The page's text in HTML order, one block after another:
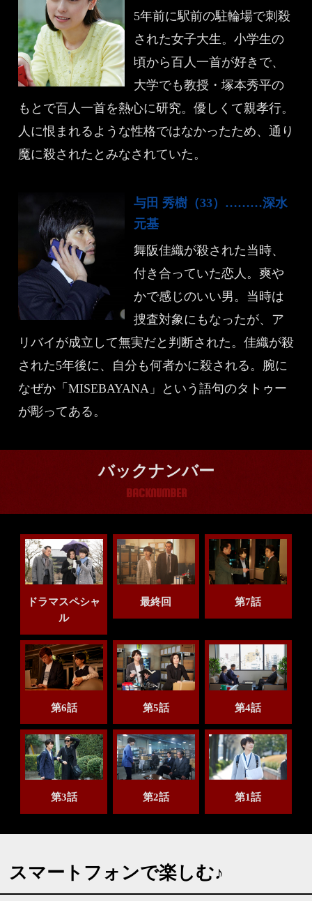
5年前に駅前の駐輪場で刺殺
された女子大生。小学生の
頃から百人一首が好きで、
大学でも教授・塚本秀平の
もとで百人一首を熱心に研究。優しくて親孝行。
人に恨まれるような性格ではなかったため、通り
魔に殺されたとみなされていた。
与田 秀樹（33）………深水
元基
舞阪佳織が殺された当時、
付き合っていた恋人。爽や
かで感じのいい男。当時は
捜査対象にもなったが、ア
リバイが成立して無実だと判断された。佳織が殺
された5年後に、自分も何者かに殺される。腕に
なぜか「MISEBAYANA」という語句のタトゥー
が彫ってある。
バックナンバー
BACKNUMBER
ドラマスペシャ
ル
最終回 第7話
第6話 第5話 第4話
第3話 第2話 第1話
スマートフォンで楽しむ♪